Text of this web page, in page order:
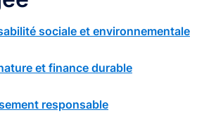
sociale et environnementale
et finance durable
responsable